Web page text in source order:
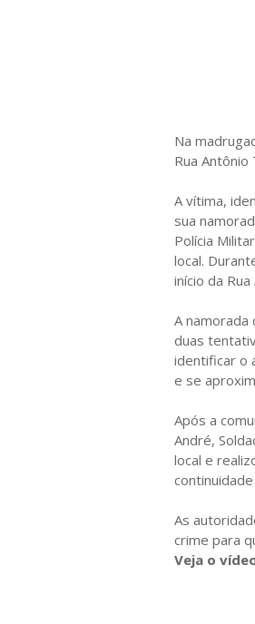
Na
Rua
A vítima,
sua
Polícia
local.
início da
A namorada
duas
identificar o
e se
Após a
André,
local e
As
crime para
Veja o